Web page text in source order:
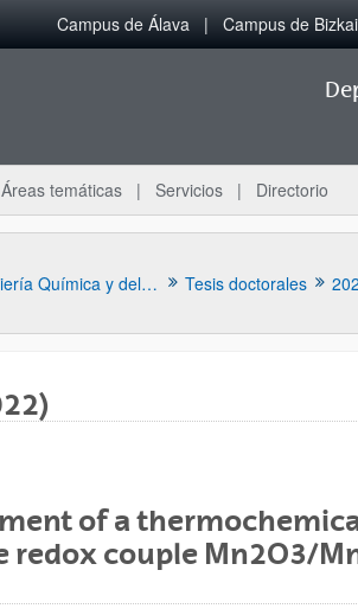
Campus de Álava Campus de
Áreas temáticas Servicios Directorio
Departamento de Ingeniería Química y del Medio Ambiente Tesis doctorales
of a
redox couple Mn2O3/